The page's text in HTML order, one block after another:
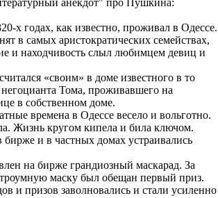
х годах, как известно, проживал в Одессе.
в самых аристократических семействах,
и находчивость слыл любимцем девиц и
«своим» в доме известного в то
Тома, проживавшего на
в собственном доме.
времена в Одессе весело и вольготно.
Жизнь кругом кипела и била ключом.
и в частных домах устраивались
на бирже грандиозный маскарад. За
маску был обещан первый приз.
и призов заволновались и стали усиленно